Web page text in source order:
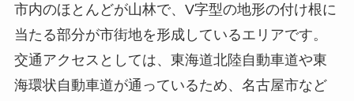
市内のほとんどが山林で、V字型の地形の付け根に
当たる部分が市街地を形成しているエリアです。
交通アクセスとしては、東海道北陸自動車道や東
海環状自動車道が通っているため、名古屋市など